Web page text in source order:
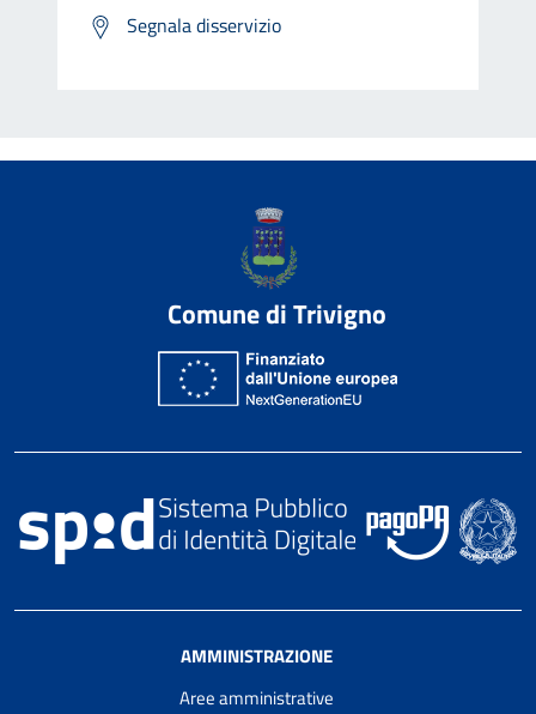
Segnala disservizio
Comune di Trivigno
AMMINISTRAZIONE
Aree amministrative